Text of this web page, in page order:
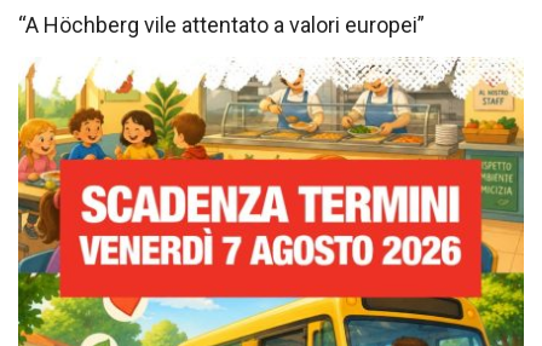
“A Höchberg vile attentato a valori europei”